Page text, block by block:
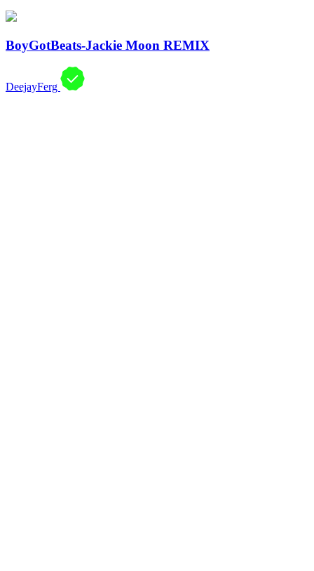
BoyGotBeats-Jackie Moon REMIX
DeejayFerg